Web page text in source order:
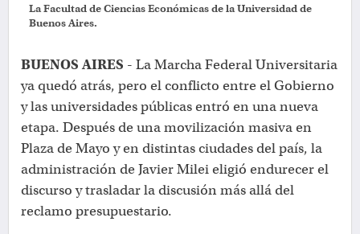
La Facultad de Ciencias Económicas de la Universidad de
Buenos Aires.
BUENOS AIRES - La Marcha Federal Universitaria
ya quedó atrás, pero el conflicto entre el Gobierno
y las universidades públicas entró en una nueva
etapa. Después de una movilización masiva en
Plaza de Mayo y en distintas ciudades del país, la
administración de Javier Milei eligió endurecer el
discurso y trasladar la discusión más allá del
reclamo presupuestario.